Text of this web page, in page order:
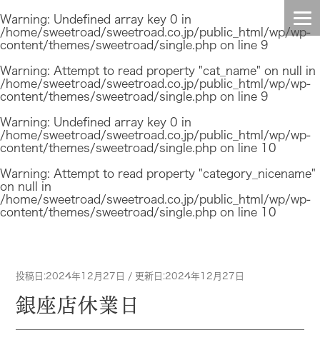
Warning: Undefined array key 0 in
/home/sweetroad/sweetroad.co.jp/public_html/wp/wp-
content/themes/sweetroad/single.php on line 9
Warning: Attempt to read property "cat_name" on null in
/home/sweetroad/sweetroad.co.jp/public_html/wp/wp-
content/themes/sweetroad/single.php on line 9
Warning: Undefined array key 0 in
/home/sweetroad/sweetroad.co.jp/public_html/wp/wp-
content/themes/sweetroad/single.php on line 10
Warning: Attempt to read property "category_nicename"
on null in
/home/sweetroad/sweetroad.co.jp/public_html/wp/wp-
content/themes/sweetroad/single.php on line 10
投稿日:2024年12月27日 / 更新日:2024年12月27日
銀座店休業日
HOME
TOPIC
COMPANY